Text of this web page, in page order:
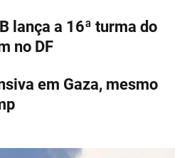
ai
l
e
st
k
e
n
ar
e
lança a 16ª turma do
no DF
em Gaza, mesmo